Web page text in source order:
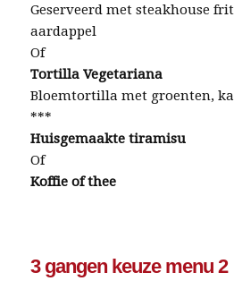
Geserveerd met steakhouse
aardappel
Of
Tortilla Vegetariana
Bloemtortilla met groenten,
***
Huisgemaakte tiramisu
Of
Koffie of thee
3 gangen keuze menu 2